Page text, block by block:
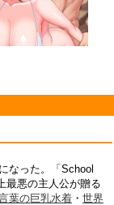
なった。「School
最悪の主人公が贈る
葉の巨乳水着 ・ 世界